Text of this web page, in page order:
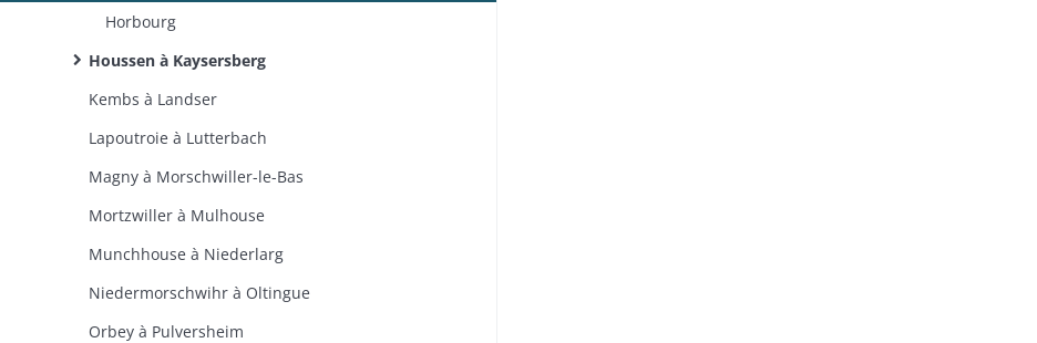
Horbourg
Houssen à Kaysersberg
Kembs à Landser
Lapoutroie à Lutterbach
Magny à Morschwiller-le-Bas
Mortzwiller à Mulhouse
Munchhouse à Niederlarg
Niedermorschwihr à Oltingue
Orbey à Pulversheim